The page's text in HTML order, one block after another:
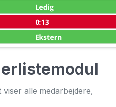
viser alle medarbejdere,